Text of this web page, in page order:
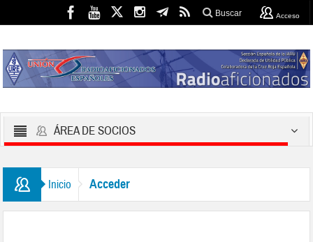
Buscar Acceso
ÁREA DE SOCIOS
Inicio Acceder